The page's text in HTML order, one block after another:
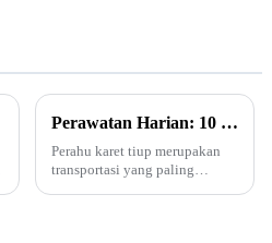
Perawatan Harian: 10 tips teratas untuk merawat kayak tiup Anda
Perahu karet tiup merupakan
transportasi yang paling